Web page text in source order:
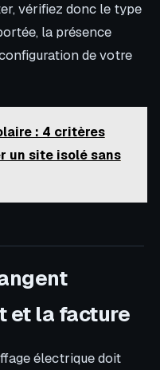
vérifiez donc le type
la présence
de votre
: 4 critères
un site isolé sans
et la facture
électrique doit